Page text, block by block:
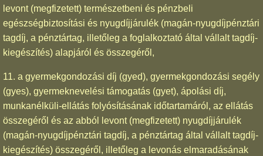
levont (megfizetett) természetbeni és pénzbeli
egészségbiztosítási és nyugdíjjárulék (magán-nyugdíjpénztári
tagdíj, a pénztártag, illetőleg a foglalkoztató által vállalt tagdíj-
kiegészítés) alapjáról és összegéről,
11. a gyermekgondozási díj (gyed), gyermekgondozási segély
(gyes), gyermeknevelési támogatás (gyet), ápolási díj,
munkanélküli-ellátás folyósításának időtartamáról, az ellátás
összegéről és az abból levont (megfizetett) nyugdíjjárulék
(magán-nyugdíjpénztári tagdíj, a pénztártag által vállalt tagdíj-
kiegészítés) összegéről, illetőleg a levonás elmaradásának